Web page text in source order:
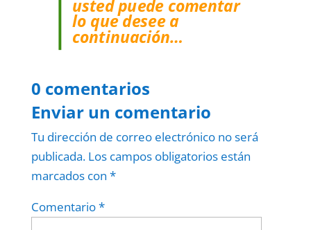
usted puede comentar
lo que desee a
continuación…
0 comentarios
Enviar un comentario
Tu dirección de correo electrónico no será
publicada. Los campos obligatorios están
marcados con *
Comentario*